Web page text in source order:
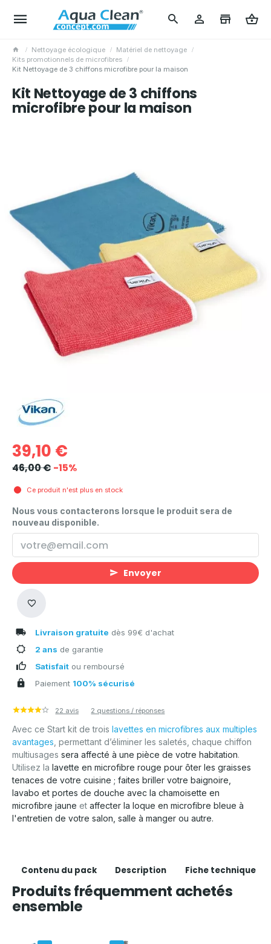
Nettoyage écologique
Matériel de nettoyage
Kits promotionnels de microfibres
Kit Nettoyage de 3 chiffons microfibre pour la maison
Kit Nettoyage de 3 chiffons
microfibre pour la maison
39,10 €
46,00 € -15%
Ce produit n'est plus en stock
Nous vous contacterons lorsque le produit sera de
nouveau disponible.
Envoyer
Livraison gratuite dès 99€ d'achat
2 ans de garantie
Satisfait ou remboursé
Paiement 100% sécurisé
22 avis 2 questions / réponses
Avec ce Start kit de trois lavettes en microfibres aux multiples
avantages , permettant d’éliminer les saletés, chaque chiffon
multiusages sera affecté à une pièce de votre habitation.
Utilisez la lavette en microfibre rouge pour ôter les graisses
tenaces de votre cuisine ; faites briller votre baignoire,
lavabo et portes de douche avec la chamoisette en
microfibre jaune et affecter la loque en microfibre bleue à
l'entretien de votre salon, salle à manger ou autre.
Contenu du pack Description Fiche technique
Produits fréquemment achetés
ensemble